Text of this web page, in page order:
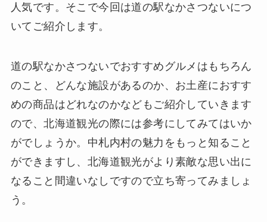
人気です。そこで今回は道の駅なかさつないにつ
いてご紹介します。
道の駅なかさつないでおすすめグルメはもちろん
のこと、どんな施設があるのか、お土産におすす
めの商品はどれなのかなどもご紹介していきます
ので、北海道観光の際には参考にしてみてはいか
がでしょうか。中札内村の魅力をもっと知ること
ができますし、北海道観光がより素敵な思い出に
なること間違いなしですので立ち寄ってみましょ
う。